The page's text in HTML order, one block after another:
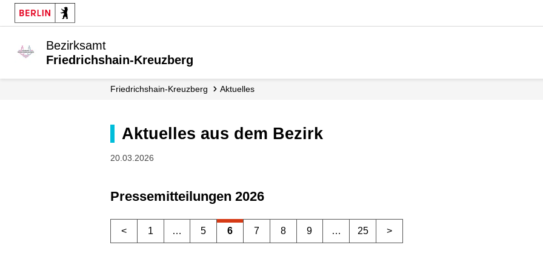
Bezirksamt
Friedrichshain-Kreuzberg
Friedrichshain-Kreuzberg Aktuelles
Aktuelles aus dem Bezirk
20.03.2026
Pressemitteilungen 2026
< 1 … 5 6 7 8 9 … 25 >